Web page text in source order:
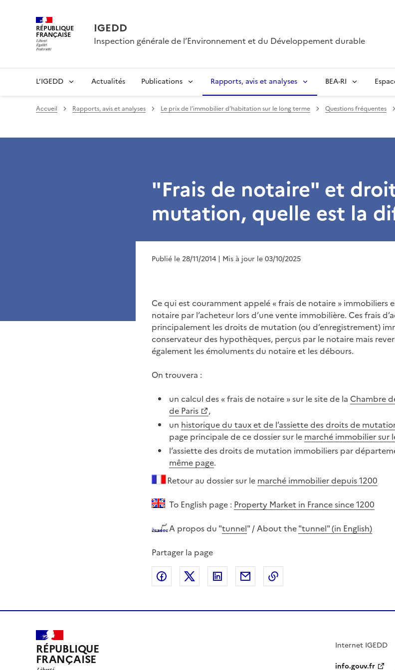
RÉPUBLIQUE
FRANÇAISE IGEDD
Inspection générale de l’Environnement et du Développement durable
L’IGEDD Actualités Publications Rapports, avis et analyses BEA-RI
Accueil Rapports, avis et analyses Le prix de l’immobilier d’habitation sur le long terme Questions fréquentes
"Frais de notaire" et
mutation, quelle est la
Publié le 28/11/2014 | Mis à jour le 03/10/2025
Ce qui est couramment appelé « frais de notaire » immobiliers
notaire par l’acheteur lors d’une vente immobilière. Ces frais
principalement les droits de mutation (ou d’enregistrement)
conservateur des hypothèques, perçus par le notaire mais
également les émoluments du notaire et les débours.
On trouvera :
un calcul des « frais de notaire » sur le site de la Chambre
de Paris
,
un historique du taux et de l’assiette des droits de
page principale de ce dossier sur le marché immobilier sur
l’assiette des droits de mutation immobiliers par
même page.
Retour au dossier sur le marché immobilier depuis 1200
To English page : Property Market in France since 1200
A propos du "tunnel" / About the"tunnel" (in English)
Partager la page
Partager sur Facebook
Partager sur XPartager sur LinkedIn
Partager par emailCopier le lien de la page
RÉPUBLIQUE
FRANÇAISE
Internet IGEDD
info.gouv.fr